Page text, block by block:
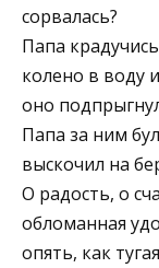
сорвалась?
Папа
колено в воду
оно
Папа за ним
выскочил на
О радость, о
обломанная
опять, как